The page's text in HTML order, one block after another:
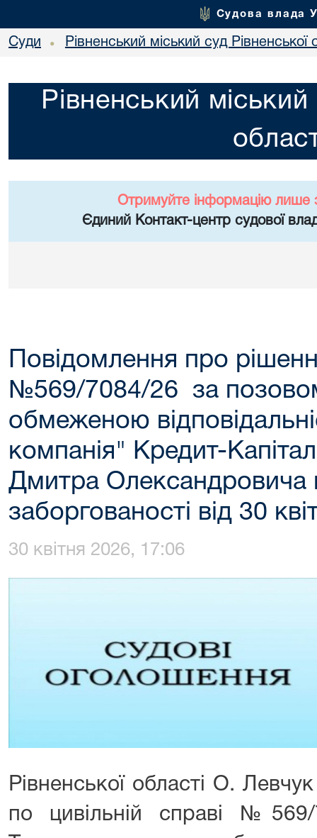
Судова влада
Суди • Рівненський міський суд Рівненської
Рівненський міський
Отримуйте інформацію лише
Єдиний Контакт-центр судової
Повідомлення про
№569/7084/26 за
обмеженою
компанія" Кредит-
Дмитра Олександровича
заборгованості від 30
30 квітня 2026, 17:06
Рівненської області О.
по цивільній справі